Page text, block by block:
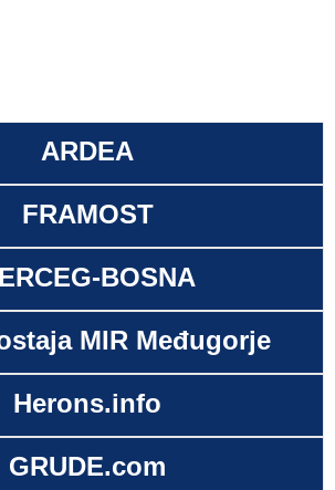
ARDEA
FRAMOST
BOSNA
MIR Međugorje
Herons.info
GRUDE.com